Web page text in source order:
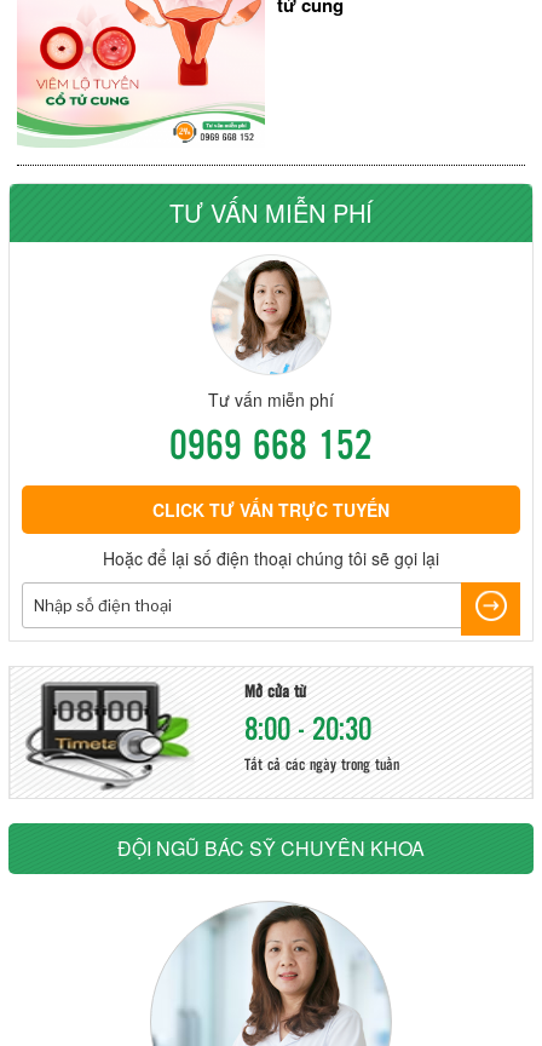
TƯ VẤN MIỄN PHÍ
Tư vấn miễn phí
0969 668 152
CLICK TƯ VẤN TRỰC TUYẾN
Hoặc để lại số điện thoại chúng tôi sẽ gọi lại
Mở cửa từ
8:00 - 20:30
Tất cả các ngày trong tuần
ĐỘI NGŨ BÁC SỸ CHUYÊN KHOA